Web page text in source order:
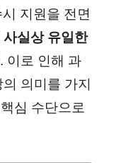
지원을 전면
사실상 유일한
이로 인해 과
의미를 가지
심 수단으로